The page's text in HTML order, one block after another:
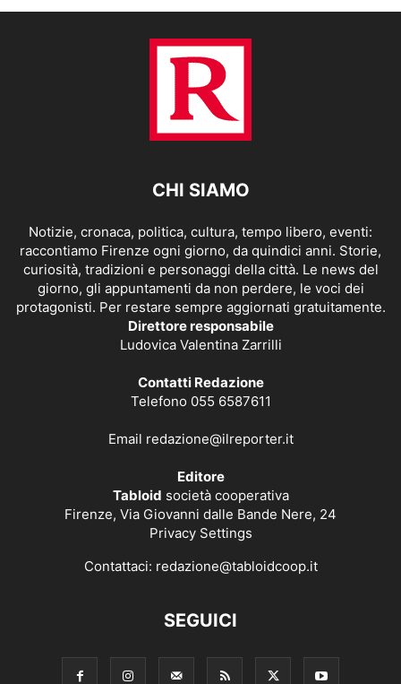
CHI SIAMO
Notizie, cronaca, politica, cultura, tempo libero, eventi:
raccontiamo Firenze ogni giorno, da quindici anni. Storie,
curiosità, tradizioni e personaggi della città. Le news del
giorno, gli appuntamenti da non perdere, le voci dei
protagonisti. Per restare sempre aggiornati gratuitamente.
Direttore responsabile
Ludovica Valentina Zarrilli
Contatti Redazione
Telefono 055 6587611
Email redazione@ilreporter.it
Editore
Tabloid società cooperativa
Firenze, Via Giovanni dalle Bande Nere, 24
Privacy Settings
Contattaci: redazione@tabloidcoop.it
SEGUICI